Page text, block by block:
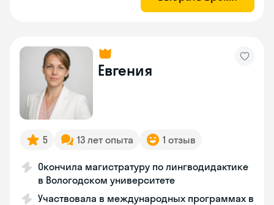
Евгения
5 13 лет опыта 1 отзыв
Окончила магистратуру по лингводидактике
в Вологодском университете
Участвовала в международных программах в